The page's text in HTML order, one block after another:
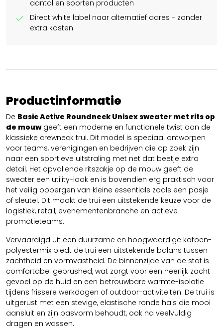
aantal en soorten producten
check
Direct white label naar alternatief adres - zonder
extra kosten
Productinformatie
De Basic Active Roundneck Unisex sweater met rits op
de mouwgeeft een moderne en functionele twist aan de
klassieke crewneck trui. Dit model is speciaal ontworpen
voor teams, verenigingen en bedrijven die op zoek zijn
naar een sportieve uitstraling met net dat beetje extra
detail. Het opvallende ritszakje op de mouw geeft de
sweater een utility-look en is bovendien erg praktisch voor
het veilig opbergen van kleine essentials zoals een pasje
of sleutel. Dit maakt de trui een uitstekende keuze voor de
logistiek, retail, evenementenbranche en actieve
promotieteams.
Vervaardigd uit een duurzame en hoogwaardige katoen-
polyestermix biedt de trui een uitstekende balans tussen
zachtheid en vormvastheid. De binnenzijde van de stof is
comfortabel gebrushed, wat zorgt voor een heerlijk zacht
gevoel op de huid en een betrouwbare warmte-isolatie
tijdens frissere werkdagen of outdoor-activiteiten. De trui is
uitgerust met een stevige, elastische ronde hals die mooi
aansluit en zijn pasvorm behoudt, ook na veelvuldig
dragen en wassen.